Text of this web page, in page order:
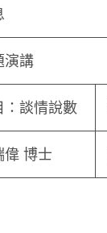
演講
：談情說數
偉 博士